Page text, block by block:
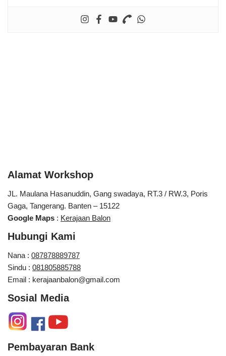
Alamat Workshop
JL. Maulana Hasanuddin, Gang swadaya, RT.3 / RW.3, Poris
Gaga, Tangerang. Banten – 15122
Google Maps : Kerajaan Balon
Hubungi Kami
Nana : 087878889787
Sindu : 081805885788
Email : kerajaanbalon@gmail.com
Sosial Media
Pembayaran Bank